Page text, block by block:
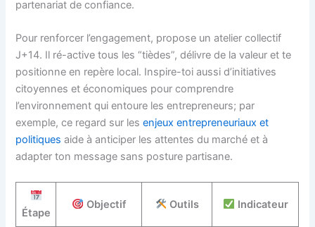
partenariat de confiance.
Pour renforcer l’engagement, propose un atelier collectif
J+14. Il ré-active tous les “tièdes”, délivre de la valeur et te
positionne en repère local. Inspire-toi aussi d’initiatives
citoyennes et économiques pour comprendre
l’environnement qui entoure les entrepreneurs; par
exemple, ce regard sur lesenjeux entrepreneuriaux et
politiques aide à anticiper les attentes du marché et à
adapter ton message sans posture partisane.
Étape
Objectif Outils Indicateur